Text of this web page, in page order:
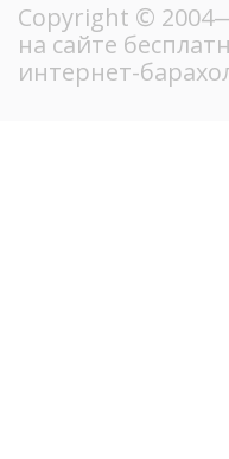
Copyright ©
на сайте
интернет-